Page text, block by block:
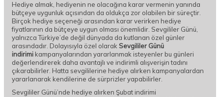
Hediye almak, hediyenin ne olacağına karar vermenin yanında
bütçeye uygunluk açısından da oldukça zor olabilen bir süreçtir.
Birçok hediye seçeneği arasından karar verirken hediye
fiyatlarının da bütçeye uygun olması önemlidir. Sevgililer Günü,
yalnızca Türkiye’de değil dünyada da kutlanan özel günler
arasındadır. Dolayısıyla özel olarakSevgililer Günü
indirimi kampanyalarından yararlanmak isteyenler bu günleri
değerlendirerek daha avantajlı ve indirimli alışverişin tadını
çıkarabilirler. Hatta sevgililerine hediye alırken kampanyalardan
yararlanarak kendilerine de sürprizler yapabilirler.
Sevgililer Günü’nde hediye alırken Şubat indirimi